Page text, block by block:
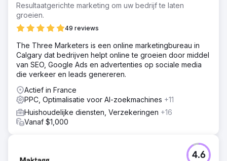
Resultaatgerichte marketing om uw bedrijf te laten
groeien.
49 reviews
The Three Marketers is een online marketingbureau in
Calgary dat bedrijven helpt online te groeien door middel
van SEO, Google Ads en advertenties op sociale media
die verkeer en leads genereren.
Actief in France
PPC, Optimalisatie voor AI-zoekmachines +11
Huishoudelijke diensten, Verzekeringen +16
Vanaf $1,000
4.6